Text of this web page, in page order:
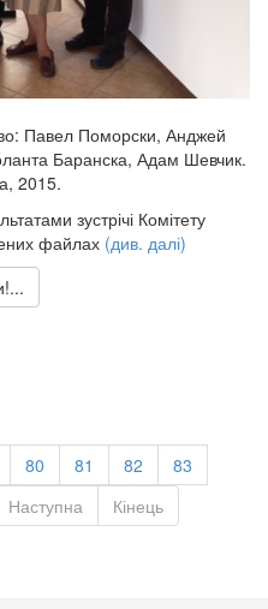
Павел Поморски, Анджей
Баранска, Адам Шевчик.
2015.
зустрічі Комітету
файлах (див. далі)
80 81 82
83
Наступна Кінець